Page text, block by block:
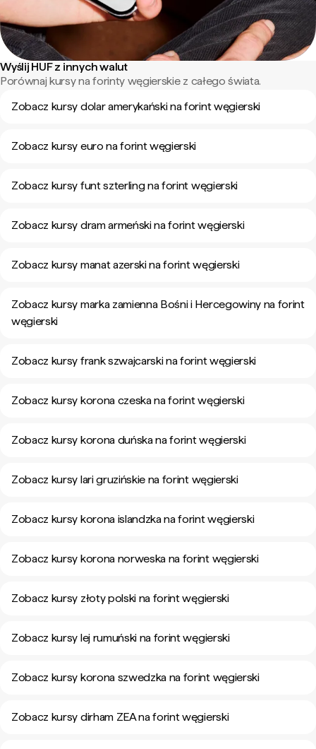
Wyślij HUF z innych walut
Porównaj kursy na forinty węgierskie z całego świata.
Zobacz kursy dolar amerykański na forint węgierski
Zobacz kursy euro na forint węgierski
Zobacz kursy funt szterling na forint węgierski
Zobacz kursy dram armeński na forint węgierski
Zobacz kursy manat azerski na forint węgierski
Zobacz kursy marka zamienna Bośni i Hercegowiny na forint
węgierski
Zobacz kursy frank szwajcarski na forint węgierski
Zobacz kursy korona czeska na forint węgierski
Zobacz kursy korona duńska na forint węgierski
Zobacz kursy lari gruzińskie na forint węgierski
Zobacz kursy korona islandzka na forint węgierski
Zobacz kursy korona norweska na forint węgierski
Zobacz kursy złoty polski na forint węgierski
Zobacz kursy lej rumuński na forint węgierski
Zobacz kursy korona szwedzka na forint węgierski
Zobacz kursy dirham ZEA na forint węgierski